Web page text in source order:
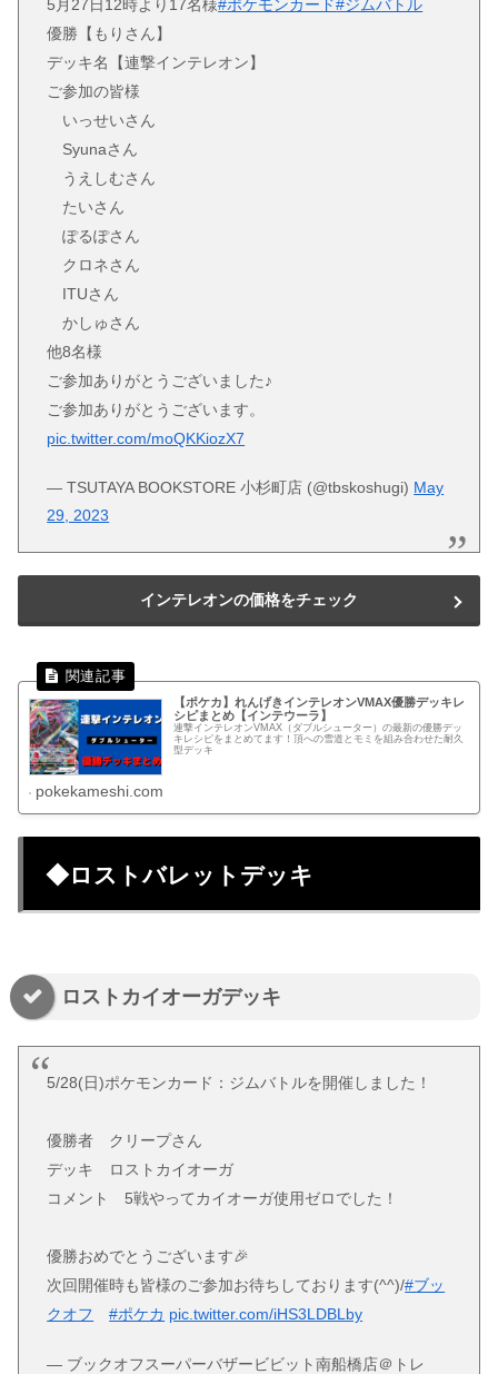
5月27日12時より17名様#ポケモンカード#ジムバトル
優勝【もりさん】
デッキ名【連撃インテレオン】
ご参加の皆様
いっせいさん
Syunaさん
うえしむさん
たいさん
ぽるぽさん
クロネさん
ITUさん
かしゅさん
他8名様
ご参加ありがとうございました♪
ご参加ありがとうございます。
pic.twitter.com/moQKKiozX7
— TSUTAYA BOOKSTORE 小杉町店 (@tbskoshugi) May
29, 2023
インテレオンの価格をチェック
【ポケカ】れんげきインテレオンVMAX優勝デッキレ
シピまとめ【インテウーラ】
連撃インテレオンVMAX（ダブルシューター）の最新の優勝デッ
キレシピをまとめてます！頂への雪道とモミを組み合わせた耐久
型デッキ
pokekameshi.com
◆ロストバレットデッキ
ロストカイオーガデッキ
5/28(日)ポケモンカード：ジムバトルを開催しました！
優勝者 クリープさん
デッキ ロストカイオーガ
コメント 5戦やってカイオーガ使用ゼロでした！
優勝おめでとうございます🎉
次回開催時も皆様のご参加お待ちしております(^^)/#ブッ
クオフ
#ポケカ pic.twitter.com/iHS3LDBLby
— ブックオフスーパーバザービビット南船橋店＠トレ